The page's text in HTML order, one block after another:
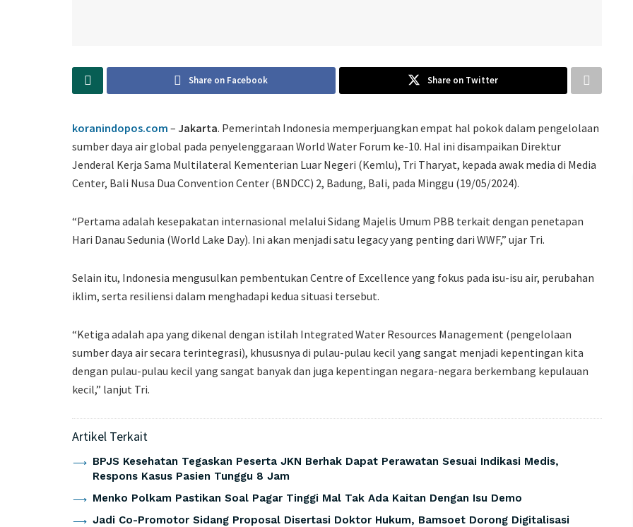
Share on Facebook Share on Twitter
koranindopos.com – Jakarta. Pemerintah Indonesia memperjuangkan empat hal pokok dalam pengelolaan
sumber daya air global pada penyelenggaraan World Water Forum ke-10. Hal ini disampaikan Direktur
Jenderal Kerja Sama Multilateral Kementerian Luar Negeri (Kemlu), Tri Tharyat, kepada awak media di Media
Center, Bali Nusa Dua Convention Center (BNDCC) 2, Badung, Bali, pada Minggu (19/05/2024).
“Pertama adalah kesepakatan internasional melalui Sidang Majelis Umum PBB terkait dengan penetapan
Hari Danau Sedunia (World Lake Day). Ini akan menjadi satu legacy yang penting dari WWF,” ujar Tri.
Selain itu, Indonesia mengusulkan pembentukan Centre of Excellence yang fokus pada isu-isu air, perubahan
iklim, serta resiliensi dalam menghadapi kedua situasi tersebut.
“Ketiga adalah apa yang dikenal dengan istilah Integrated Water Resources Management (pengelolaan
sumber daya air secara terintegrasi), khususnya di pulau-pulau kecil yang sangat menjadi kepentingan kita
dengan pulau-pulau kecil yang sangat banyak dan juga kepentingan negara-negara berkembang kepulauan
kecil,” lanjut Tri.
Artikel Terkait
BPJS Kesehatan Tegaskan Peserta JKN Berhak Dapat Perawatan Sesuai Indikasi Medis,
Respons Kasus Pasien Tunggu 8 Jam
Menko Polkam Pastikan Soal Pagar Tinggi Mal Tak Ada Kaitan Dengan Isu Demo
Jadi Co-Promotor Sidang Proposal Disertasi Doktor Hukum, Bamsoet Dorong Digitalisasi